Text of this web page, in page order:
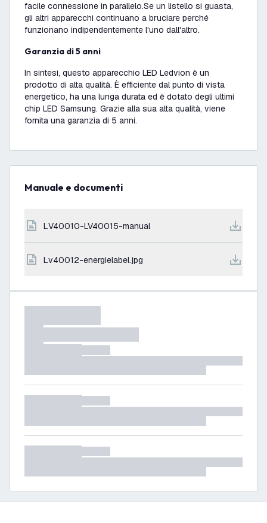
facile connessione in parallelo.Se un listello si guasta,
gli altri apparecchi continuano a bruciare perché
funzionano indipendentemente l'uno dall'altro.
Garanzia di 5 anni
In sintesi, questo apparecchio LED Ledvion è un
prodotto di alta qualità. È efficiente dal punto di vista
energetico, ha una lunga durata ed è dotato degli ultimi
chip LED Samsung. Grazie alla sua alta qualità, viene
fornita una garanzia di 5 anni.
Manuale e documenti
LV40010-LV40015-manual
lv40012-energielabel.jpg